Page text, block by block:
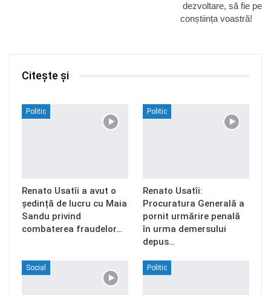
dezvoltare, să fie pe
conștiința voastră!
Citește și
Politic
Renato Usatîi a avut o
ședință de lucru cu Maia
Sandu privind
combaterea fraudelor…
Politic
Renato Usatîi:
Procuratura Generală a
pornit urmărire penală
în urma demersului
depus…
Social Politic